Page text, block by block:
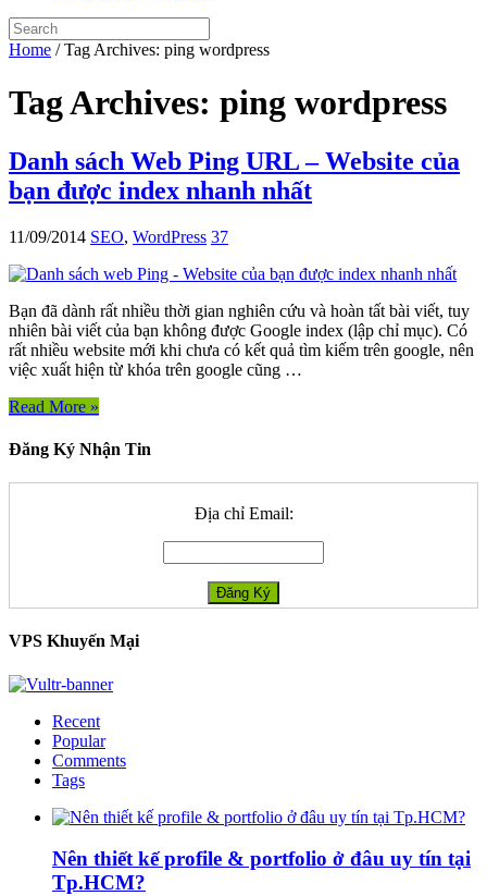
Home / Tag Archives: ping wordpress
Tag Archives: ping wordpress
Danh sách Web Ping URL – Website của
bạn được index nhanh nhất
11/09/2014 SEO, WordPress 37
Bạn đã dành rất nhiều thời gian nghiên cứu và hoàn tất bài viết, tuy
nhiên bài viết của bạn không được Google index (lập chỉ mục). Có
rất nhiều website mới khi chưa có kết quả tìm kiếm trên google, nên
việc xuất hiện từ khóa trên google cũng …
Read More »
Đăng Ký Nhận Tin
Địa chỉ Email:
VPS Khuyến Mại
Recent
Popular
Comments
Tags
Nên thiết kế profile & portfolio ở đâu uy tín tại
Tp.HCM?